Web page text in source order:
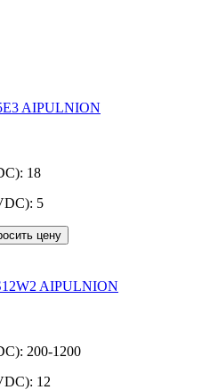
AIPULNION
18
5
цену
AIPULNION
200-1200
12